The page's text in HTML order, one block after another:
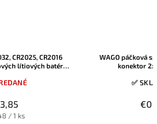
CR2025, CR2016
lítiových batérii,
/ 1 ks
WAGO páčková
konektor
✅